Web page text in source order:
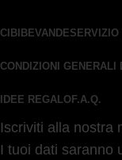
CIBIBEVANDESERVIZIO
CONDIZIONI GENERALI
IDEE REGALOF.A.Q.
Iscriviti alla nostra
I tuoi dati saranno